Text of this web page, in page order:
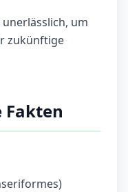
um
zukünftige